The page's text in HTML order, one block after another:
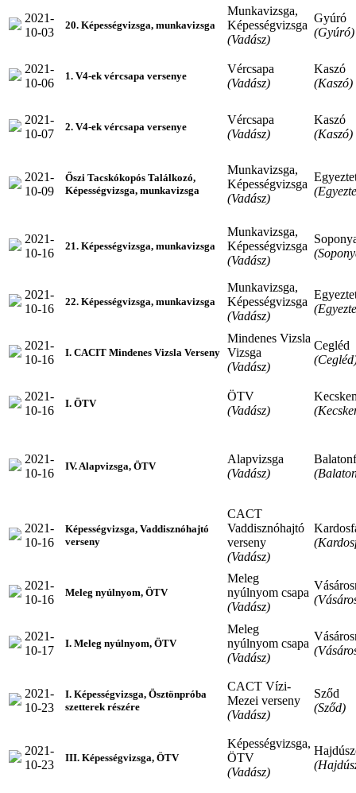
2021-
10-03
20. Képességvizsga, munkavizsga
Munkavizsga,
Képességvizsga
(Vadász)
Gyúró
(Gyúró)
2021-
10-06
1. V4-ek vércsapa versenye
Vércsapa
(Vadász)
Kaszó
(Kaszó)
2021-
10-07
2. V4-ek vércsapa versenye
Vércsapa
(Vadász)
Kaszó
(Kaszó)
2021-
10-09
Őszi Tacskókopós Találkozó,
Képességvizsga, munkavizsga
Munkavizsga,
Képességvizsga
(Vadász)
2021-
10-16
21. Képességvizsga, munkavizsga
Munkavizsga,
Képességvizsga
(Vadász)
2021-
10-16
22. Képességvizsga, munkavizsga
Munkavizsga,
Képességvizsga
(Vadász)
2021-
10-16
I. CACIT Mindenes Vizsla Verseny
Mindenes Vizsla
Vizsga
(Vadász)
Cegléd
2021-
10-16
I. ÖTV
ÖTV
(Vadász)
2021-
10-16
IV. Alapvizsga, ÖTV
Alapvizsga
(Vadász)
2021-
10-16
Képességvizsga, Vaddisznóhajtó
verseny
CACT
Vaddisznóhajtó
verseny
(Vadász)
2021-
10-16
Meleg nyúlnyom, ÖTV
Meleg
nyúlnyom csapa
(Vadász)
2021-
10-17
I. Meleg nyúlnyom, ÖTV
Meleg
nyúlnyom csapa
(Vadász)
2021-
10-23
I. Képességvizsga, Ösztönpróba
szetterek részére
CACT Vízi-
Mezei verseny
(Vadász)
Sződ
(Sződ)
2021-
10-23
III. Képességvizsga, ÖTV
Képességvizsga,
ÖTV
(Vadász)